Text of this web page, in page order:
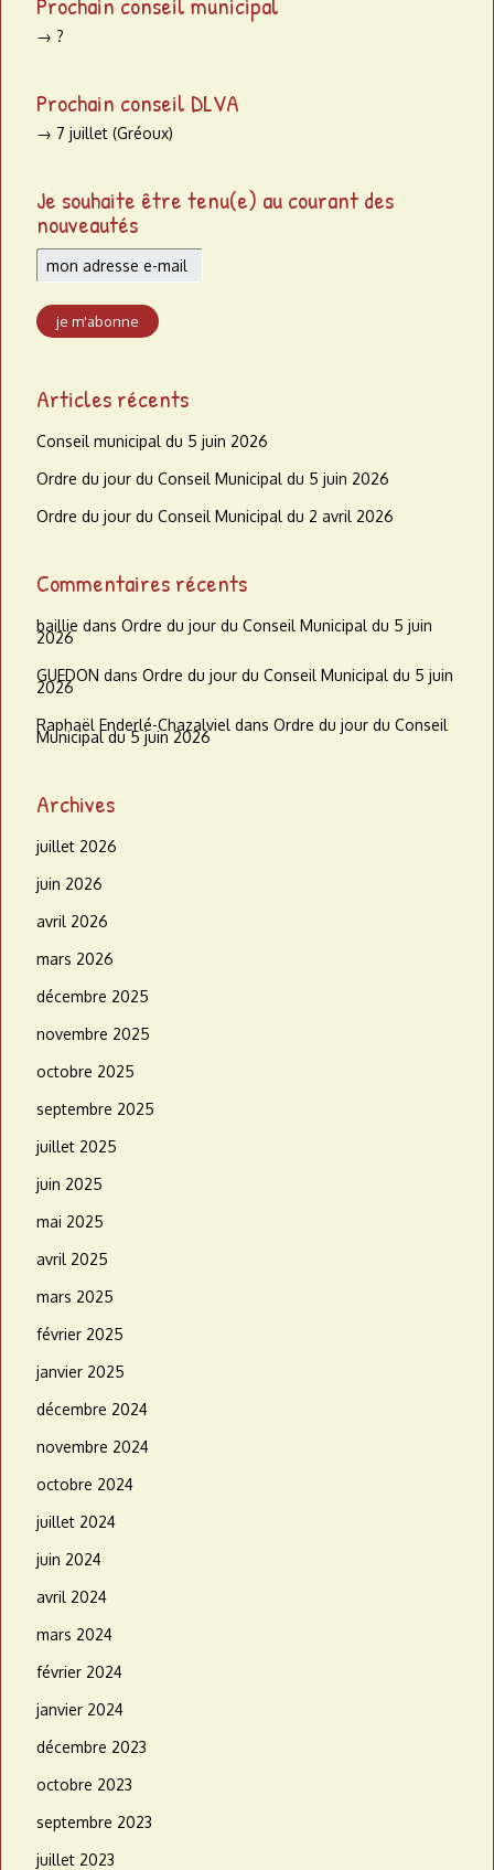
→ ?
Prochain conseil DLVA
→ 7 juillet (Gréoux)
Je souhaite être tenu(e) au courant des
nouveautés
Articles récents
Conseil municipal du 5 juin 2026
Ordre du jour du Conseil Municipal du 5 juin 2026
Ordre du jour du Conseil Municipal du 2 avril 2026
Commentaires récents
baillie dans Ordre du jour du Conseil Municipal du 5 juin
2026
GUEDON dans Ordre du jour du Conseil Municipal du 5 juin
2026
Raphaël Enderlé-Chazalviel dans Ordre du jour du Conseil
Municipal du 5 juin 2026
Archives
juillet 2026
juin 2026
avril 2026
mars 2026
décembre 2025
novembre 2025
octobre 2025
septembre 2025
juillet 2025
juin 2025
mai 2025
avril 2025
mars 2025
février 2025
janvier 2025
décembre 2024
novembre 2024
octobre 2024
juillet 2024
juin 2024
avril 2024
mars 2024
février 2024
janvier 2024
décembre 2023
octobre 2023
septembre 2023
juillet 2023